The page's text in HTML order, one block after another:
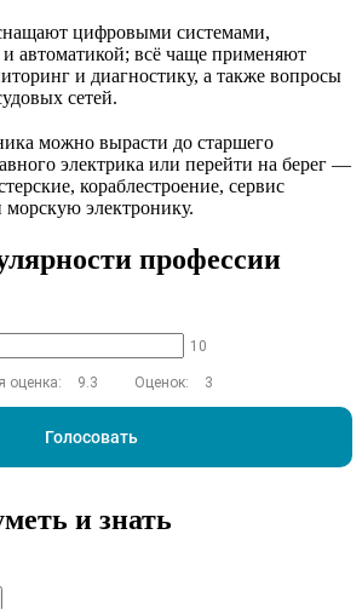
цифровыми системами,
автоматикой; всё чаще применяют
и диагностику, а также вопросы
сетей.
можно вырасти до старшего
электрика или перейти на берег —
кораблестроение, сервис
морскую электронику.
профессии
10
оценка: 9.3 Оценок: 3
Голосовать
и знать